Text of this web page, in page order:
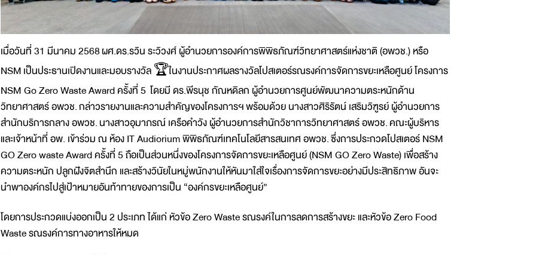
เมื่อวันที่ 31 มีนาคม 2568 ผศ.ดร.รวิน ระวิวงศ์ ผู้อำนวยการองค์การพิพิธภัณฑ์วิทยาศาสตร์แห่งชาติ (อพวช.) หรือ
NSM เป็นประธานเปิดงานและมอบรางวัล 🏆ในงานประกาศผลรางวัลโปสเตอร์รณรงค์การจัดการขยะเหลือศูนย์ โครงการ
NSM Go Zero Waste Award ครั้งที่ 5 โดยมี ดร.พีรนุช กัณหดิลก ผู้อำนวยการศูนย์พัฒนาความตระหนักด้าน
วิทยาศาสตร์ อพวช. กล่าวรายงานและความสำคัญของโครงการฯ พร้อมด้วย นางสาวศิริรัตน์ เสริมวิฑูรย์ ผู้อำนวยการ
สำนักบริการกลาง อพวช. นางสาวอุมาภรณ์ เครือคำวัง ผู้อำนวยการสำนักวิชาการวิทยาศาสตร์ อพวช. คณะผู้บริหาร
และเจ้าหน้าที่ อพ. เข้าร่วม ณ ห้อง IT Audiorium พิพิธภัณฑ์เทคโนโลยีสารสนเทศ อพวช. ซึ่งการประกวดโปสเตอร์ NSM
GO Zero waste Award ครั้งที่ 5 ถือเป็นส่วนหนึ่งของโครงการจัดการขยะเหลือศูนย์ (NSM GO Zero Waste) เพื่อสร้าง
ความตระหนัก ปลูกฝังจิตสำนึก และสร้างวินัยในหมู่พนักงานให้หันมาใส่ใจเรื่องการจัดการขยะอย่างมีประสิทธิภาพ อันจะ
นำพาองค์กรไปสู่เป้าหมายอันท้าทายของการเป็น “องค์กรขยะเหลือศูนย์”
โดยการประกวดแบ่งออกเป็น 2 ประเภท ได้แก่ หัวข้อ Zero Waste รณรงค์ในการลดการสร้างขยะ และหัวข้อ Zero Food
Waste รณรงค์การทางอาหารให้หมด